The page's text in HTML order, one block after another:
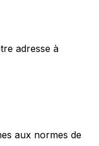
adresse à
aux normes de